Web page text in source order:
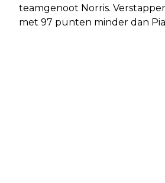
teamgenoot Norris.
met 97 punten minder dan